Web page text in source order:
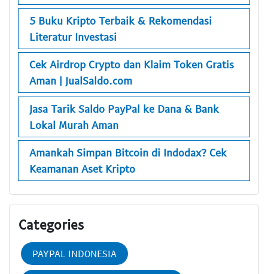
5 Buku Kripto Terbaik & Rekomendasi
Literatur Investasi
Cek Airdrop Crypto dan Klaim Token Gratis
Aman | JualSaldo.com
Jasa Tarik Saldo PayPal ke Dana & Bank
Lokal Murah Aman
Amankah Simpan Bitcoin di Indodax? Cek
Keamanan Aset Kripto
Categories
PAYPAL INDONESIA